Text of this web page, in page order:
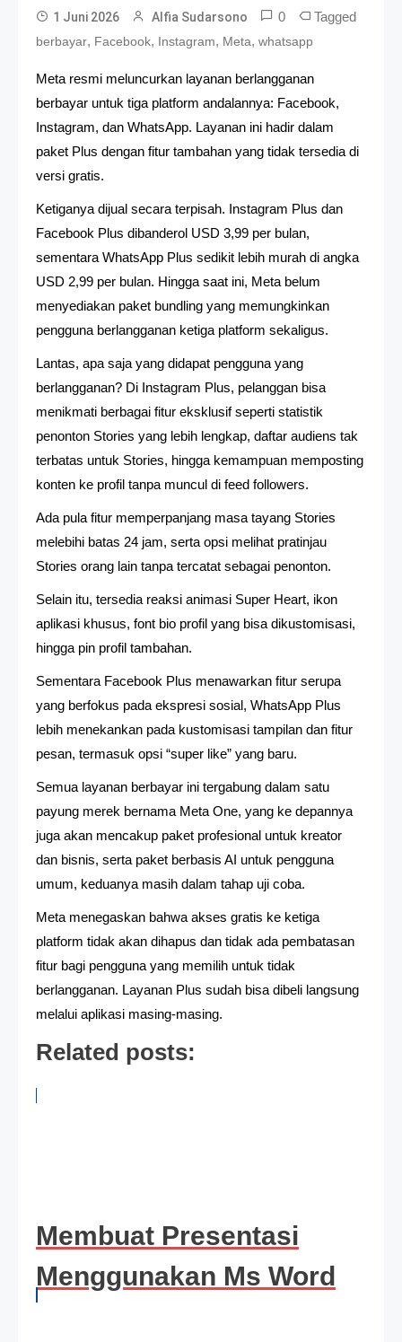
1 Juni 2026 Alfia Sudarsono 0 Tagged
berbayar, Facebook, Instagram, Meta, whatsapp
Meta resmi meluncurkan layanan berlangganan
berbayar untuk tiga platform andalannya: Facebook,
Instagram, dan WhatsApp. Layanan ini hadir dalam
paket Plus dengan fitur tambahan yang tidak tersedia di
versi gratis.
Ketiganya dijual secara terpisah. Instagram Plus dan
Facebook Plus dibanderol USD 3,99 per bulan,
sementara WhatsApp Plus sedikit lebih murah di angka
USD 2,99 per bulan. Hingga saat ini, Meta belum
menyediakan paket bundling yang memungkinkan
pengguna berlangganan ketiga platform sekaligus.
Lantas, apa saja yang didapat pengguna yang
berlangganan? Di Instagram Plus, pelanggan bisa
menikmati berbagai fitur eksklusif seperti statistik
penonton Stories yang lebih lengkap, daftar audiens tak
terbatas untuk Stories, hingga kemampuan memposting
konten ke profil tanpa muncul di feed followers.
Ada pula fitur memperpanjang masa tayang Stories
melebihi batas 24 jam, serta opsi melihat pratinjau
Stories orang lain tanpa tercatat sebagai penonton.
Selain itu, tersedia reaksi animasi Super Heart, ikon
aplikasi khusus, font bio profil yang bisa dikustomisasi,
hingga pin profil tambahan.
Sementara Facebook Plus menawarkan fitur serupa
yang berfokus pada ekspresi sosial, WhatsApp Plus
lebih menekankan pada kustomisasi tampilan dan fitur
pesan, termasuk opsi “super like” yang baru.
Semua layanan berbayar ini tergabung dalam satu
payung merek bernama Meta One, yang ke depannya
juga akan mencakup paket profesional untuk kreator
dan bisnis, serta paket berbasis AI untuk pengguna
umum, keduanya masih dalam tahap uji coba.
Meta menegaskan bahwa akses gratis ke ketiga
platform tidak akan dihapus dan tidak ada pembatasan
fitur bagi pengguna yang memilih untuk tidak
berlangganan. Layanan Plus sudah bisa dibeli langsung
melalui aplikasi masing-masing.
Related posts:
Membuat Presentasi
Menggunakan Ms Word